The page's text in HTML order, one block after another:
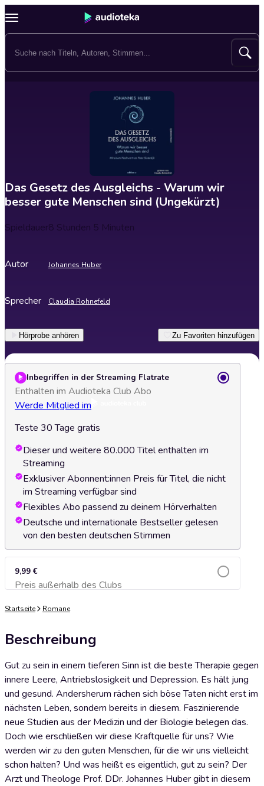
Das Gesetz des Ausgleichs - Warum wir
besser gute Menschen sind (Ungekürzt)
Spieldauer8 Stunden 5 Minuten
Autor Johannes Huber
Sprecher Claudia Rohnefeld
Hörprobe anhören Zu Favoriten hinzufügen
Inbegriffen in der Streaming Flatrate
Enthalten im Audioteka Club Abo
Werde Mitglied im
Teste 30 Tage gratis
Dieser und weitere 80.000 Titel enthalten im
Streaming
Exklusiver Abonnent:innen Preis für Titel, die nicht
im Streaming verfügbar sind
Flexibles Abo passend zu deinem Hörverhalten
Deutsche und internationale Bestseller gelesen
von den besten deutschen Stimmen
9,99 €
Preis außerhalb des ClubsZum Warenkorb hinzufügen
Startseite Romane
Beschreibung
Gut zu sein in einem tieferen Sinn ist die beste Therapie gegen
innere Leere, Antriebslosigkeit und Depression. Es hält jung
und gesund. Andersherum rächen sich böse Taten nicht erst im
nächsten Leben, sondern bereits in diesem. Faszinierende
neue Studien aus der Medizin und der Biologie belegen das.
Doch wie erschließen wir diese Kraftquelle für uns? Wie
werden wir zu den guten Menschen, für die wir uns vielleicht
schon halten? Und was heißt es eigentlich, gut zu sein? Der
Arzt und Theologe Prof. DDr. Johannes Huber gibt in diesem